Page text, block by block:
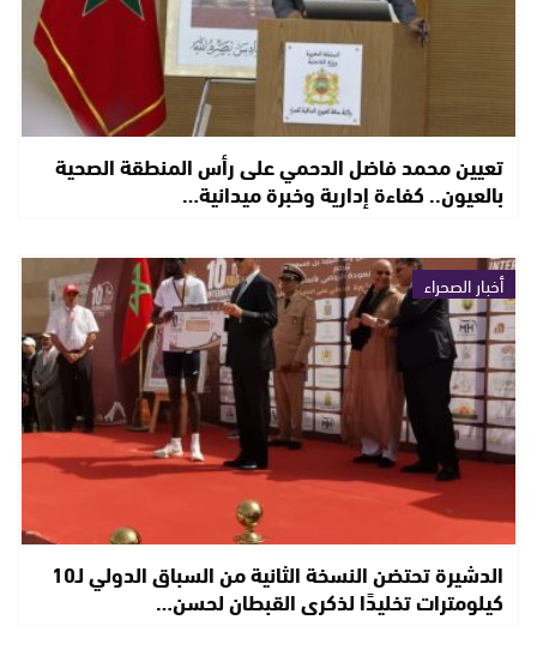
تعيين محمد فاضل الدحمي على رأس المنطقة الصحية
بالعيون.. كفاءة إدارية وخبرة ميدانية…
أخبار الصحراء
الدشيرة تحتضن النسخة الثانية من السباق الدولي لـ10
كيلومترات تخليدًا لذكرى القبطان لحسن…